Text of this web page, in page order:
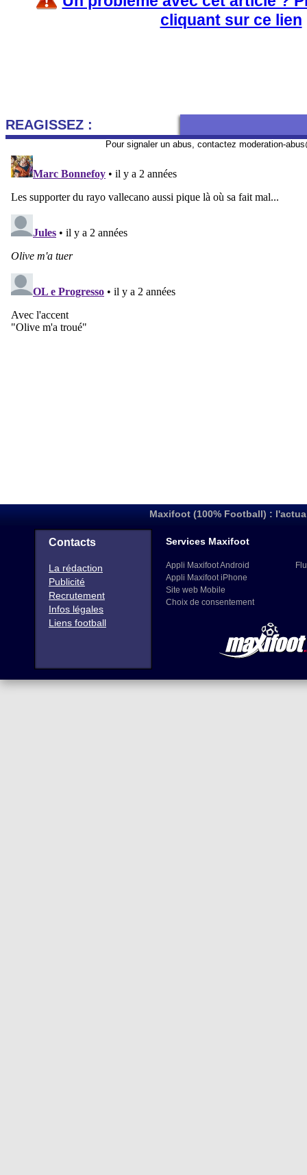
cliquant sur ce lien
REAGISSEZ :
Pour signaler un abus, contactez moderation-
Maxifoot (100% Football) :
Contacts
La rédaction
Publicité
Recrutement
Infos légales
Liens football
Services Maxifoot
Appli Maxifoot Android
Appli Maxifoot iPhone
Site web Mobile
Choix de consentement